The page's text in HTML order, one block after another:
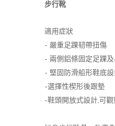
步行靴
適用症狀
- 嚴重足踝韧帶扭傷
- 兩側鋁條固定足踝
- 堅固防滑船形鞋底
-選擇性楔形後跟墊
-鞋頭開放式設計, 可觀